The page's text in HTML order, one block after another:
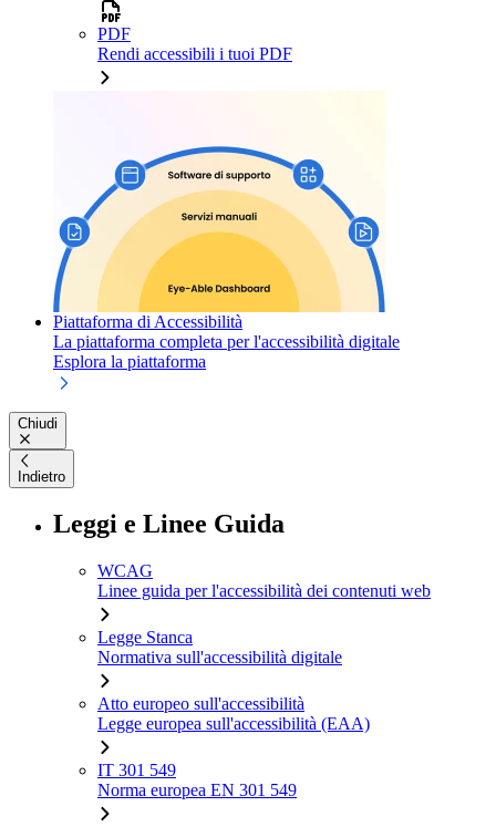
PDF
Rendi accessibili i tuoi PDF
Piattaforma di Accessibilità
La piattaforma completa per l'accessibilità digitale
Esplora la piattaforma
Chiudi
Indietro
Leggi e Linee Guida
WCAG
Linee guida per l'accessibilità dei contenuti web
Legge Stanca
Normativa sull'accessibilità digitale
Atto europeo sull'accessibilità
Legge europea sull'accessibilità (EAA)
IT 301 549
Norma europea EN 301 549